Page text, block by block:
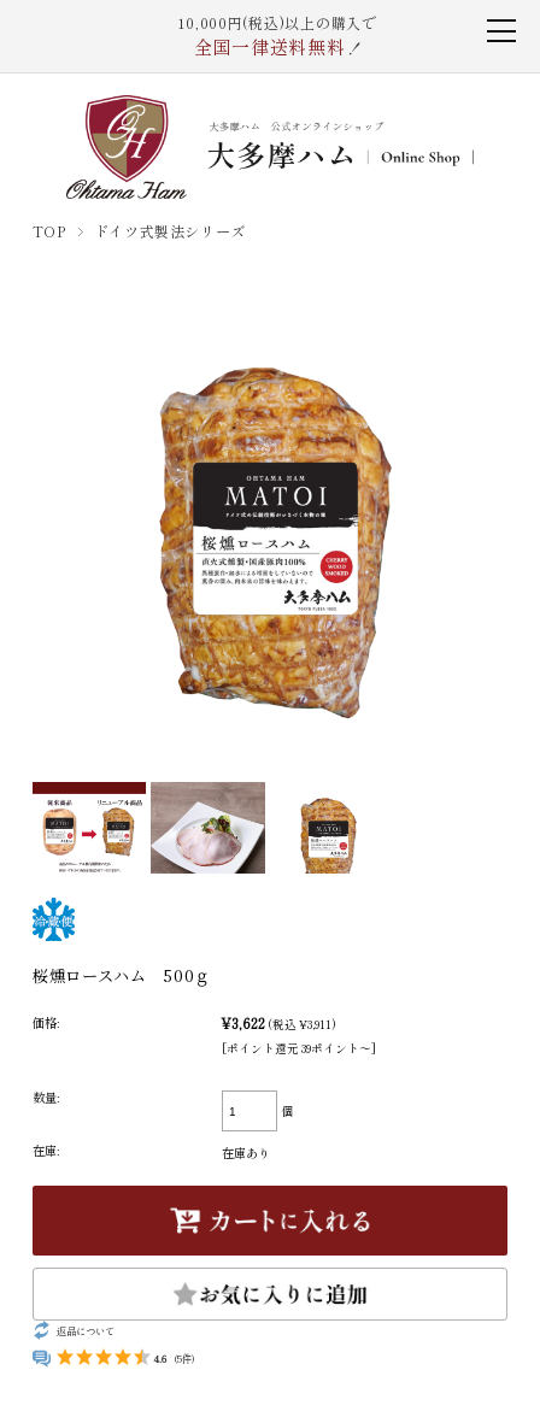
10,000円(税込)以上の購入で
全国一律送料無料 ！
TOP ドイツ式製法シリーズ
桜燻ロースハム 500ｇ
価格: ¥3,622 (税込 ¥3,911)
[ポイント還元 39ポイント〜]
数量:
個
在庫: 在庫あり
返品について
4.6 (5件)